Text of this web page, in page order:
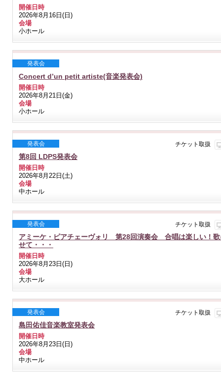
開催日時
2026年8月16日(日)
会場
小ホール
発表会
Concert d’un petit artiste(音楽発表会)
開催日時
2026年8月21日(金)
会場
小ホール
発表会 チケット取扱
第8回 LDPS発表会
開催日時
2026年8月22日(土)
会場
中ホール
発表会 チケット取扱
アミーケ・ピアチェーヴォリ 第28回演奏会 合唱は楽しい！歌
せて・・・
開催日時
2026年8月23日(日)
会場
大ホール
発表会 チケット取扱
島田佑佳音楽教室発表会
開催日時
2026年8月23日(日)
会場
中ホール